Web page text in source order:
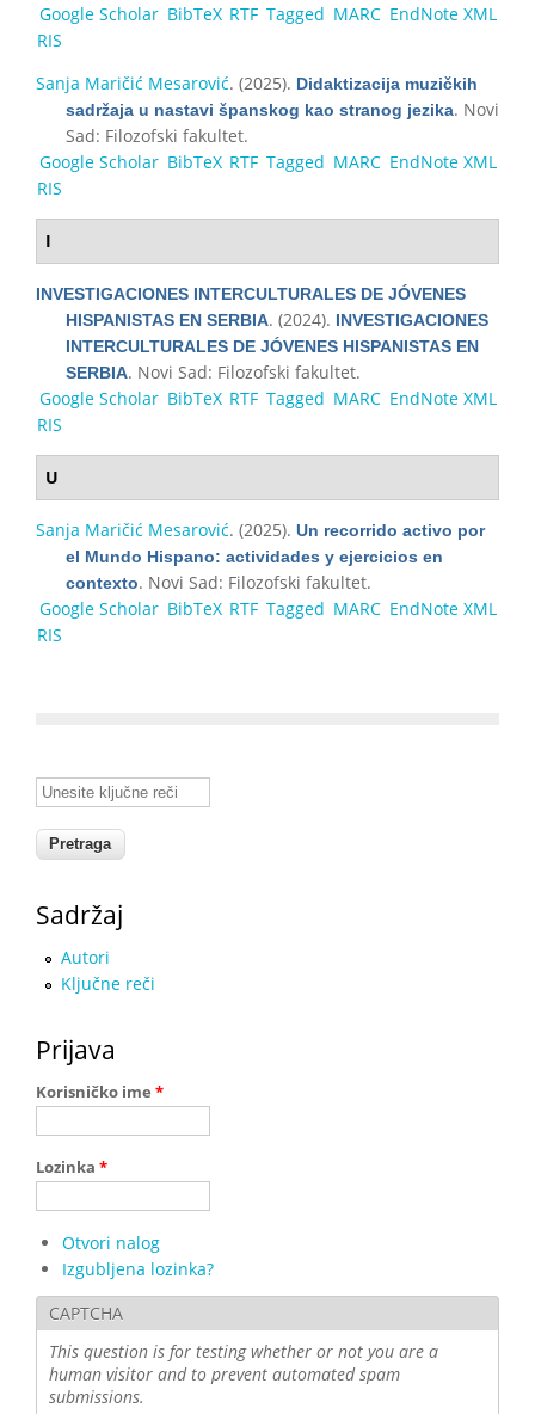
Google Scholar BibTeX RTF Tagged MARC EndNote XML
RIS
Sanja Maričić Mesarović. (2025). Didaktizacija muzičkih
sadržaja u nastavi španskog kao stranog jezika. Novi
Sad: Filozofski fakultet.
Google Scholar BibTeX RTF Tagged MARC EndNote XML
RIS
I
INVESTIGACIONES INTERCULTURALES DE JÓVENES
HISPANISTAS EN SERBIA. (2024). INVESTIGACIONES
INTERCULTURALES DE JÓVENES HISPANISTAS EN
SERBIA. Novi Sad: Filozofski fakultet.
Google Scholar BibTeX RTF Tagged MARC EndNote XML
RIS
U
Sanja Maričić Mesarović. (2025). Un recorrido activo por
el Mundo Hispano: actividades y ejercicios en
contexto. Novi Sad: Filozofski fakultet.
Google Scholar BibTeX RTF Tagged MARC EndNote XML
RIS
Unesite ključne reči
Sadržaj
Autori
Ključne reči
Prijava
Korisničko ime *
Lozinka *
Otvori nalog
Izgubljena lozinka?
CAPTCHA
This question is for testing whether or not you are a
human visitor and to prevent automated spam
submissions.